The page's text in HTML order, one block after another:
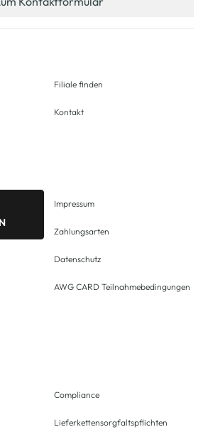
Filiale finden
Kontakt
Impressum
Zahlungsarten
Datenschutz
AWG CARD Teilnahmebedingungen
Compliance
Lieferkettensorgfaltspflichten